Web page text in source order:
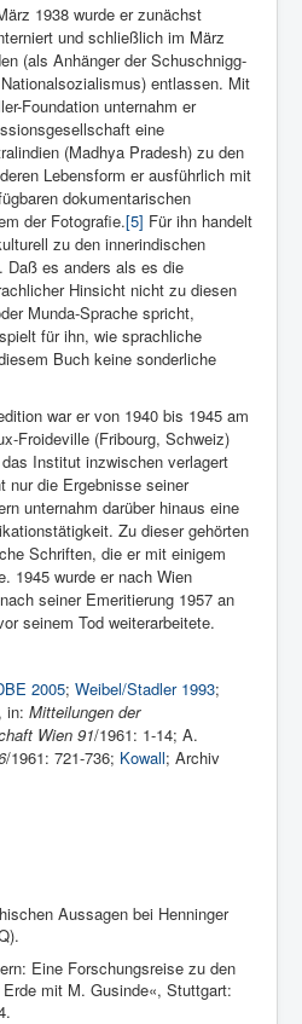
1938 wurde er zunächst
und schließlich im März
(als Anhänger der Schuschnigg-
entlassen. Mit
Foundation unternahm er
eine
(Madhya Pradesh) zu den
Lebensform er ausführlich mit
dokumentarischen
der Fotografie.[5] Für ihn handelt
zu den innerindischen
Daß es anders als es die
Hinsicht nicht zu diesen
Munda-Sprache spricht,
für ihn, wie sprachliche
Buch keine sonderliche
war er von 1940 bis 1945 am
Froideville (Fribourg, Schweiz)
das Institut inzwischen verlagert
nur die Ergebnisse seiner
unternahm darüber hinaus eine
Zu dieser gehörten
Schriften, die er mit einigem
1945 wurde er nach Wien
seiner Emeritierung 1957 an
seinem Tod weiterarbeitete.
2005; Weibel/Stadler 1993;
in: Mitteilungen der
Wien 91/1961: 1-14; A.
/1961: 721-736; Kowall; Archiv
Aussagen bei Henninger
Eine Forschungsreise zu den
mit M. Gusinde«, Stuttgart: